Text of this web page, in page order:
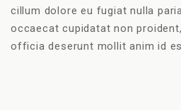
cillum dolore eu fugiat nulla
occaecat cupidatat non
officia deserunt mollit anim id